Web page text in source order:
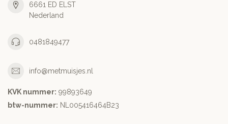
6661 ED ELST
Nederland
0481849477
info@metmuisjes.nl
KVK nummer: 99893649
btw-nummer: NL005416464B23